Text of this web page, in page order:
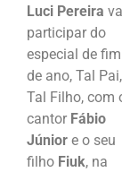
Luci Pereira
participar do
especial de fim
de ano, Tal Pai,
Tal Filho, com
cantor Fábio
Júnior e o seu
filho Fiuk, na